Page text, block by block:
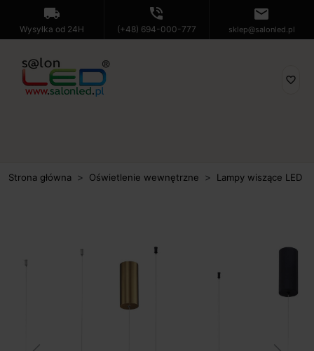
local_shipping
Wysyłka od 24H
phone_in_talk
(+48) 694-000-777
mail
sklep@salonled.pl
favorite_border
Strona główna Oświetlenie wewnętrzne Lampy wiszące LED